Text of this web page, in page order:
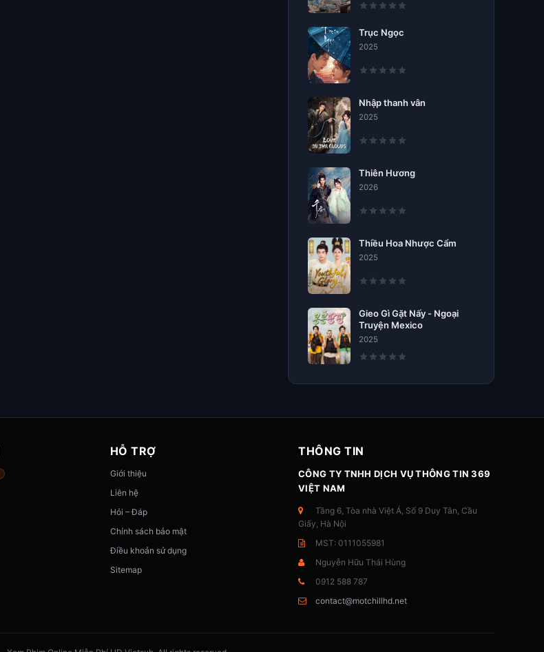
Trục Ngọc
2025
Nhập thanh vân
2025
Thiên Hương
2026
Thiều Hoa Nhược Cẩm
2025
Gieo Gì Gặt Nấy - Ngoại
Truyện Mexico
2025
HỖ TRỢ
Giới thiệu
Liên hệ
Hỏi – Đáp
Chính sách bảo mật
Điều khoản sử dụng
Sitemap
THÔNG TIN
CÔNG TY TNHH DỊCH VỤ THÔNG TIN 369
VIỆT NAM
Tầng 6, Tòa nhà Việt Á, Số 9 Duy Tân, Cầu
Giấy, Hà Nội
MST: 0111055981
Nguyễn Hữu Thái Hùng
0912 588 787
contact@motchillhd.net